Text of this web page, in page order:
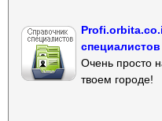
Очень просто
твоем городе!